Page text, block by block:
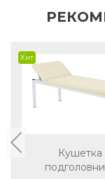
Хит
Кушетка